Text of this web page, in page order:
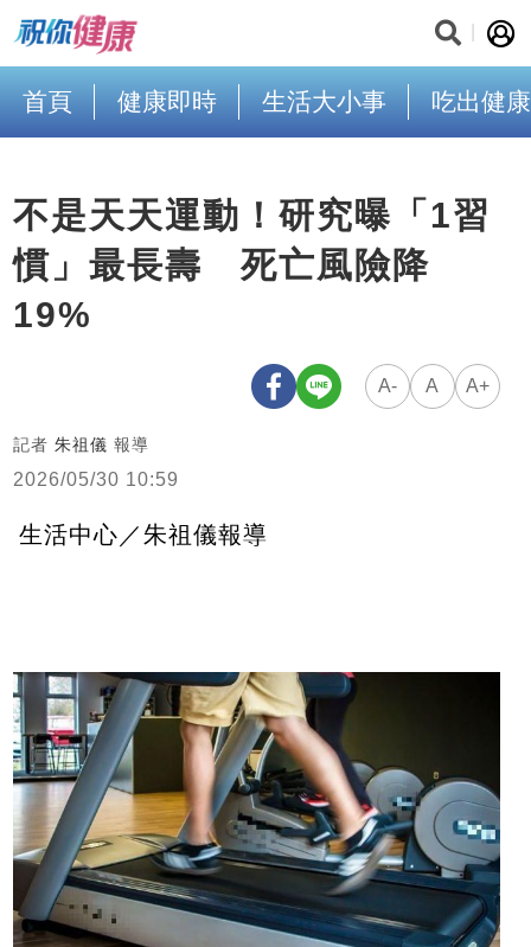
首頁 健康即時 生活大小事 吃出健康
不是天天運動！研究曝「1習
慣」最長壽 死亡風險降
19%
A- A A+
記者 朱祖儀 報導
2026/05/30 10:59
生活中心／朱祖儀報導